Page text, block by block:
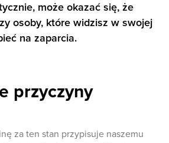
może okazać się, że
osoby, które widzisz w swojej
na zaparcia.
przyczyny
za ten stan przypisuje naszemu